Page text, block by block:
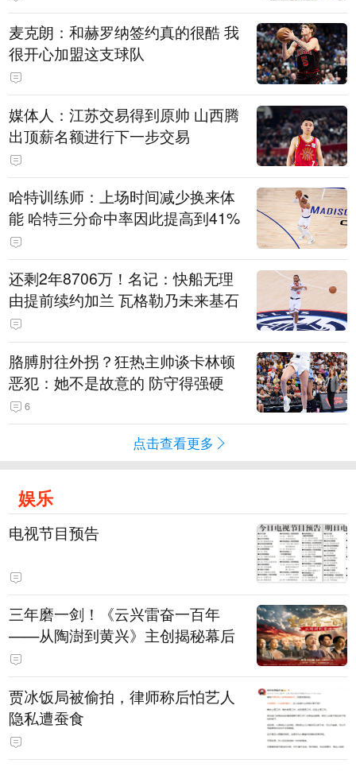
麦克朗：和赫罗纳签约真的很酷 我
很开心加盟这支球队
媒体人：江苏交易得到原帅 山西腾
出顶薪名额进行下一步交易
哈特训练师：上场时间减少换来体
能 哈特三分命中率因此提高到41%
还剩2年8706万！名记：快船无理
由提前续约加兰 瓦格勒乃未来基石
胳膊肘往外拐？狂热主帅谈卡林顿
恶犯：她不是故意的 防守得强硬
6
点击查看更多
娱乐
电视节目预告
三年磨一剑！《云兴雷奋一百年
——从陶澍到黄兴》主创揭秘幕后
贾冰饭局被偷拍，律师称后怕艺人
隐私遭蚕食